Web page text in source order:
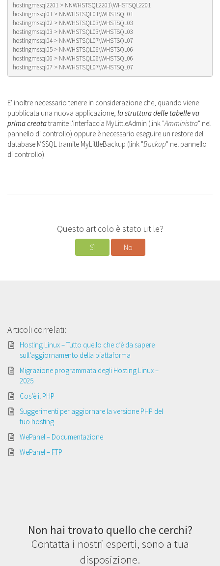
hostingmssql2201 > NNWHSTSQL2201\WHSTSQL2201
hostingmssql01 > NNWHSTSQL01\WHSTSQL01
hostingmssql02 > NNWHSTSQL03\WHSTSQL03
hostingmssql03 > NNWHSTSQL03\WHSTSQL03
hostingmssql04 > NNWHSTSQL07\WHSTSQL07
hostingmssql05 > NNWHSTSQL06\WHSTSQL06
hostingmssql06 > NNWHSTSQL06\WHSTSQL06
hostingmssql07 > NNWHSTSQL07\WHSTSQL07
E' inoltre necessario tenere in considerazione che, quando viene
pubblicata una nuova applicazione, la struttura delle tabelle va
prima creatatramite l'interfaccia MyLittleAdmin (link "Amministra" nel
pannello di controllo) oppure è necessario eseguire un restore del
database MSSQL tramite MyLittleBackup (link "Backup" nel pannello
di controllo).
Questo articolo è stato utile?
Sì No
Articoli correlati:
Hosting Linux – Tutto quello che c’è da sapere
sull’aggiornamento della piattaforma
Migrazione programmata degli Hosting Linux –
2025
Cos’è il PHP
Suggerimenti per aggiornare la versione PHP del
tuo hosting
WePanel – Documentazione
WePanel – FTP
Non hai trovato quello che cerchi?
Contatta i nostri esperti, sono a tua
disposizione.